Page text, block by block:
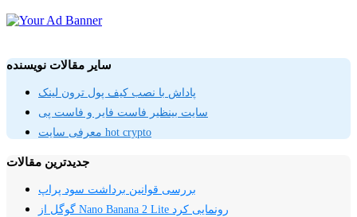
سایر مقالات نویسنده
پاداش با نصب کیف پول ترون لینک
سایت بینظیر فاست فایر و فاست پی
معرفی سایت hot crypto
جدیدترین مقالات
بررسی قوانین برداشت سود پراپ
گوگل از Nano Banana 2 Lite رونمایی کرد